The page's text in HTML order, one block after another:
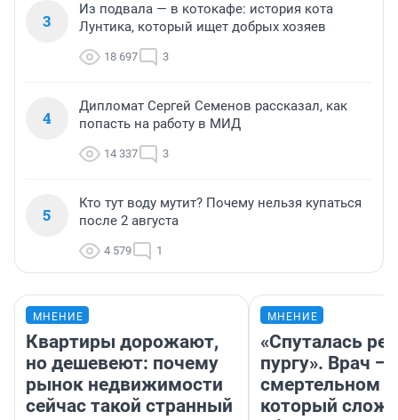
3
Из подвала — в котокафе: история кота
Лунтика, который ищет добрых хозяев
18 697 3
4
Дипломат Сергей Семенов рассказал, как
попасть на работу в МИД
14 337 3
5
Кто тут воду мутит? Почему нельзя купаться
после 2 августа
4 579 1
МНЕНИЕ
Квартиры дорожают,
но дешевеют: почему
рынок недвижимости
сейчас такой странный
МНЕНИЕ
«Спуталась
пургу». Врач —
смертельном
который